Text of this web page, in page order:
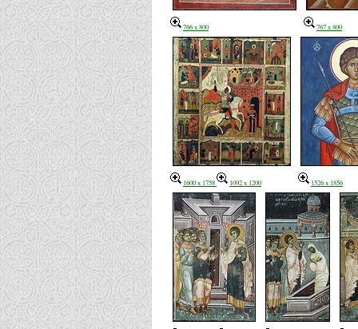
766 x 800 767 x 800
1600 x 1758 1092 x 1200 1526 x 1856